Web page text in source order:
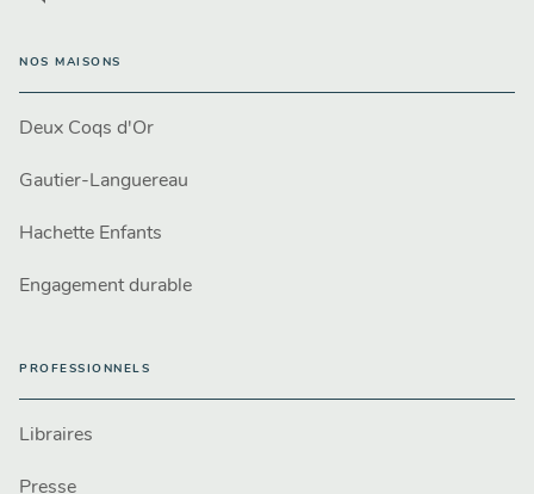
NOS MAISONS
Deux Coqs d'Or
Gautier-Languereau
Hachette Enfants
Engagement durable
PROFESSIONNELS
Libraires
Presse